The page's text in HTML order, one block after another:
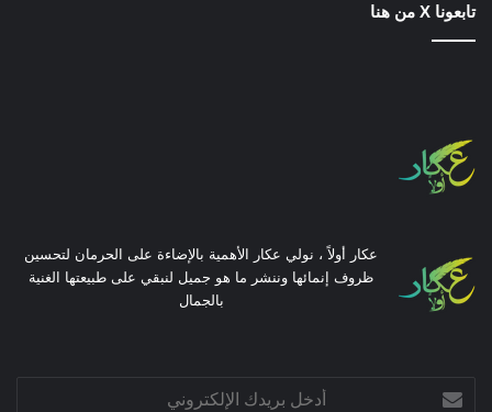
تابعونا X من هنا
عكار أولاً ، نولي عكار الأهمية بالإضاءة على الحرمان لتحسين
ظروف إنمائها وننشر ما هو جميل لنبقي على طبيعتها الغنية
بالجمال